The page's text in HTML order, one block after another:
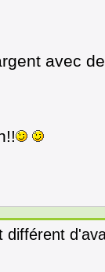
avec
différent